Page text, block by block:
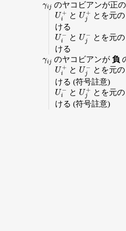
のヤコビアンが正
Ui + と Uj+ とを元の
ける
Ui−と Uj− とを元の
ける
ij のヤコビアンが 負
Ui+ と Uj− とを元の
ける (符号註意)
Ui −と Uj +とを元の
ける (符号註意)